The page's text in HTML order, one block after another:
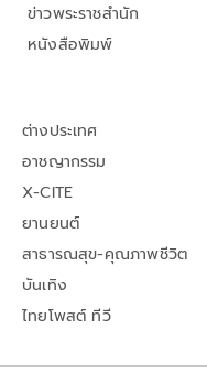
ข่าวพระราชสำนัก
หนังสือพิมพ์
ต่างประเทศ
อาชญากรรม
X-CITE
ยานยนต์
สาธารณสุข-คุณภาพชีวิต
บันเทิง
ไทยโพสต์ ทีวี